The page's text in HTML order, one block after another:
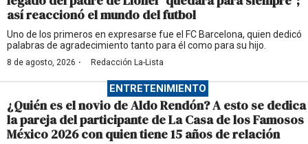
así reaccionó el mundo del futbol
Uno de los primeros en expresarse fue el FC Barcelona, quien dedicó
palabras de agradecimiento tanto para él como para su hijo.
8 de agosto, 2026 · Redacción La-Lista
ENTRETENIMIENTO
¿Quién es el novio de Aldo Rendón? A esto se dedica
la pareja del participante de La Casa de los Famosos
México 2026 con quien tiene 15 años de relación